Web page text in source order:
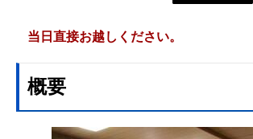
当日直接お越しください。
概要